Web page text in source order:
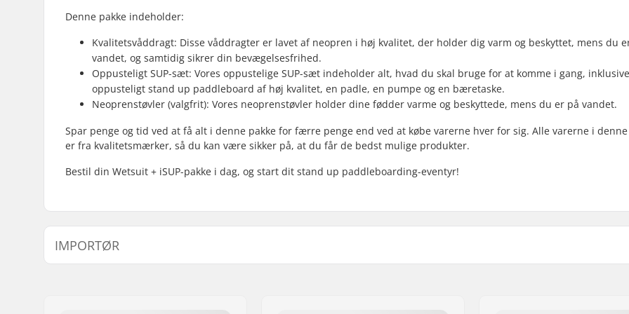
Denne pakke indeholder:
Kvalitetsvåddragt: Disse våddragter er lavet af neopren i høj kvalitet, der holder dig varm og beskyttet, mens du
vandet, og samtidig sikrer din bevægelsesfrihed.
Oppusteligt SUP-sæt: Vores oppustelige SUP-sæt indeholder alt, hvad du skal bruge for at komme i gang,
oppusteligt stand up paddleboard af høj kvalitet, en padle, en pumpe og en bæretaske.
Neoprenstøvler (valgfrit): Vores neoprenstøvler holder dine fødder varme og beskyttede, mens du er på vandet.
Spar penge og tid ved at få alt i denne pakke for færre penge end ved at købe varerne hver for sig. Alle varerne i
er fra kvalitetsmærker, så du kan være sikker på, at du får de bedst mulige produkter.
Bestil din Wetsuit + iSUP-pakke i dag, og start dit stand up paddleboarding-eventyr!
IMPORTØR